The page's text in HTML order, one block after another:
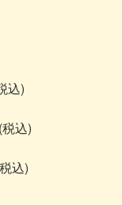
込)
込)
込)